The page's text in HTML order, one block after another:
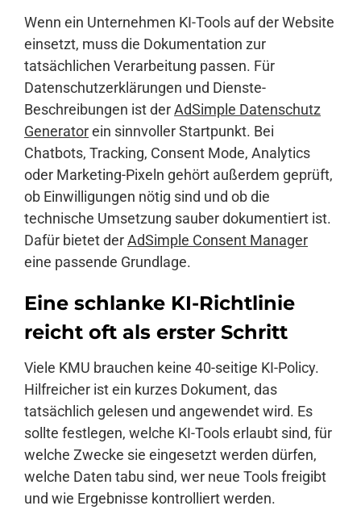
Wenn ein Unternehmen KI-Tools auf der Website
einsetzt, muss die Dokumentation zur
tatsächlichen Verarbeitung passen. Für
Datenschutzerklärungen und Dienste-
Beschreibungen ist derAdSimple Datenschutz
Generatorein sinnvoller Startpunkt. Bei
Chatbots, Tracking, Consent Mode, Analytics
oder Marketing-Pixeln gehört außerdem geprüft,
ob Einwilligungen nötig sind und ob die
technische Umsetzung sauber dokumentiert ist.
Dafür bietet derAdSimple Consent Manager
eine passende Grundlage.
Eine schlanke KI-Richtlinie
reicht oft als erster Schritt
Viele KMU brauchen keine 40-seitige KI-Policy.
Hilfreicher ist ein kurzes Dokument, das
tatsächlich gelesen und angewendet wird. Es
sollte festlegen, welche KI-Tools erlaubt sind, für
welche Zwecke sie eingesetzt werden dürfen,
welche Daten tabu sind, wer neue Tools freigibt
und wie Ergebnisse kontrolliert werden.